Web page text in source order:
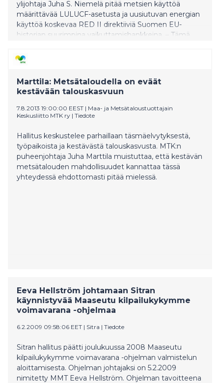
ylijohtaja Juha S. Niemelä pitää metsien käyttöä
määrittävää LULUCF-asetusta ja uusiutuvan energian
käyttöä koskevaa RED II direktiiviä Suomen EU-
historian suurimpina vaikuttamishankkeina. – Tämä
kysymyksen, tarvittaisiinko syvempää yhteistyötä ja
vaikuttamista EU:n metsämaiden kanssa. Tämä voisi
päivittämisen ja syventämisen kautta.
Marttila: Metsätaloudella on eväät
kestävään talouskasvuun
7.8.2013 19:00:00 EEST | Maa- ja Metsätaloustuottajain
Keskusliitto MTK ry | Tiedote
Hallitus keskustelee parhaillaan täsmäelvytyksestä,
työpaikoista ja kestävästä talouskasvusta. MTK:n
puheenjohtaja Juha Marttila muistuttaa, että kestävän
metsätalouden mahdollisuudet kannattaa tässä
yhteydessä ehdottomasti pitää mielessä.
Eeva Hellström johtamaan Sitran
käynnistyvää Maaseutu kilpailukykymme
voimavarana -ohjelmaa
6.2.2009 09:58:06 EET | Sitra | Tiedote
Sitran hallitus päätti joulukuussa 2008 Maaseutu
kilpailukykymme voimavarana -ohjelman valmistelun
aloittamisesta. Ohjelman johtajaksi on 5.2.2009
nimitetty MMT Eeva Hellström. Ohjelman tavoitteena